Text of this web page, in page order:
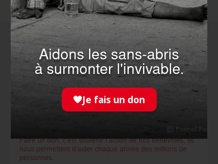
Comment agir avec nous ?
SOUTENIR
Faire un don, c’est soutenir l’action de nos bénévoles. Ils
nous permettent d'aider chaque année des millions de
personnes.
Aidons les sans-abris
à surmonter l'invivable.
Je fais un don